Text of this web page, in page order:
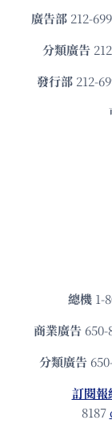
廣告部212-
分類廣告
發⾏部 212-
總機 1-
商業廣告 650-
分類廣告
訂閱報
8187